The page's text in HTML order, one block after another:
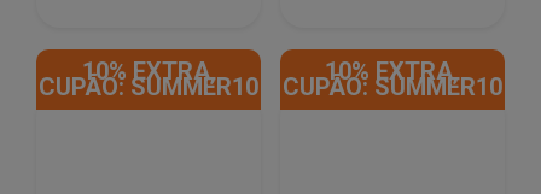
product
has
10% EXTRA,
CUPÃO: SUMMER10
10% EXTRA,
CUPÃO: SUMMER10